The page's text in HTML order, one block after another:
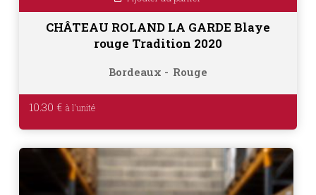
CHÂTEAU ROLAND LA GARDE Blaye
rouge Tradition 2020
Bordeaux Rouge
10.30 €